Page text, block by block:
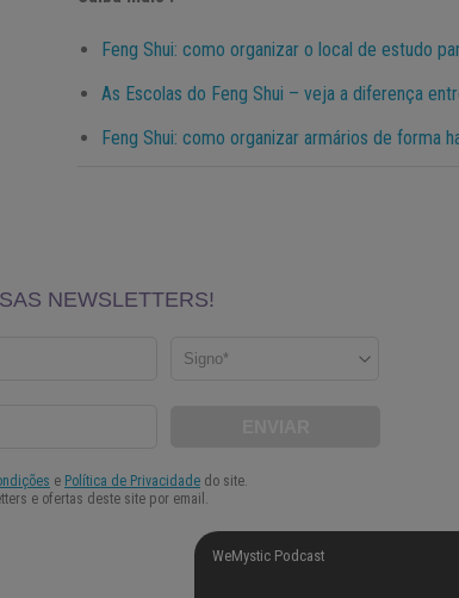
Feng Shui: como organizar o local de estudo
As Escolas do Feng Shui – veja a diferença
Feng Shui: como organizar armários de forma
WeMystic Podcast